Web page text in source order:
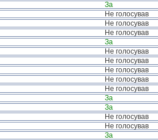
За
Не голосував
Не голосував
Не голосував
За
Не голосував
Не голосував
Не голосував
Не голосував
Не голосував
За
За
Не голосував
Не голосував
За